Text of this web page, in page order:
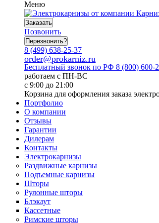
Меню
Заказать
Позвонить
Перезвонить?
8 (499) 638-25-37
order@prokarniz.ru
Бесплатный звонок по РФ 8 (800) 600-
работаем с ПН-ВС
с 9:00 до 21:00
Корзина для оформления заказа
Портфолио
О компании
Отзывы
Гарантии
Дилерам
Контакты
Электрокарнизы
Раздвижные карнизы
Подъемные карнизы
Шторы
Рулонные шторы
Блэкаут
Кассетные
Римские шторы